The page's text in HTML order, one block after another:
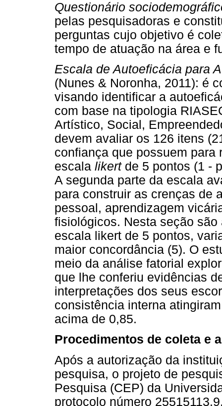
Questionário
pelas pesquisadoras e
perguntas cujo objetivo é
tempo de atuação na área e
Escala de Autoeficácia para
(Nunes & Noronha, 2011): é
visando identificar a
com base na tipologia
Artístico, Social,
devem avaliar os 126 itens
confiança que possuem
escala likertde 5 pontos (1 -
A segunda parte da escala
para construir as crenças de
pessoal, aprendizagem
fisiológicos. Nesta seção
escala likert de 5 pontos,
maior concordância (5). O
meio da análise fatorial
que lhe conferiu evidências
interpretações dos seus
consistência interna
acima de 0,85.
Procedimentos de coleta e
Após a autorização da
pesquisa, o projeto de
Pesquisa (CEP) da
protocolo número